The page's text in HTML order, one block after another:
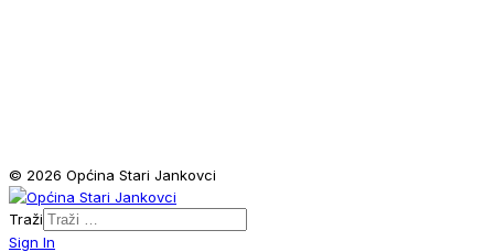
© 2026 Općina Stari Jankovci
Traži
Sign In